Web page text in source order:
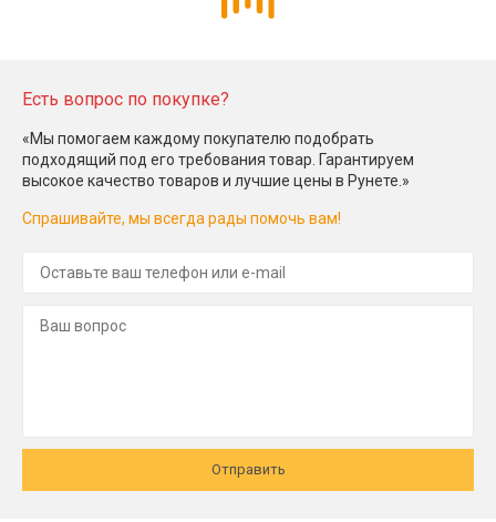
Есть вопрос по покупке?
«Мы помогаем каждому покупателю подобрать
подходящий под его требования товар. Гарантируем
высокое качество товаров и лучшие цены в Рунете.»
Спрашивайте, мы всегда рады помочь вам!
Отправить